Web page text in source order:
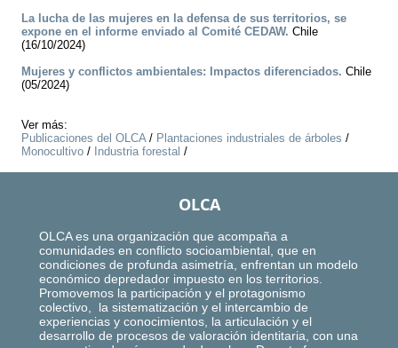
La lucha de las mujeres en la defensa de sus territorios, se
expone en el informe enviado al Comité CEDAW. Chile
(16/10/2024)
Mujeres y conflictos ambientales: Impactos diferenciados. Chile
(05/2024)
Ver más:
Publicaciones del OLCA/ Plantaciones industriales de árboles /
Monocultivo / Industria forestal /
OLCA
OLCA es una organización que acompaña a
comunidades en conflicto socioambiental, que en
condiciones de profunda asimetría, enfrentan un modelo
económico depredador impuesto en los territorios.
Promovemos la participación y el protagonismo
colectivo, la sistematización y el intercambio de
experiencias y conocimientos, la articulación y el
desarrollo de procesos de valoración identitaria, con una